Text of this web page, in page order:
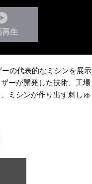
再生
の代表的なミシンを展示
ーが開発した技術、工場
ミシンが作り出す刺しゅ